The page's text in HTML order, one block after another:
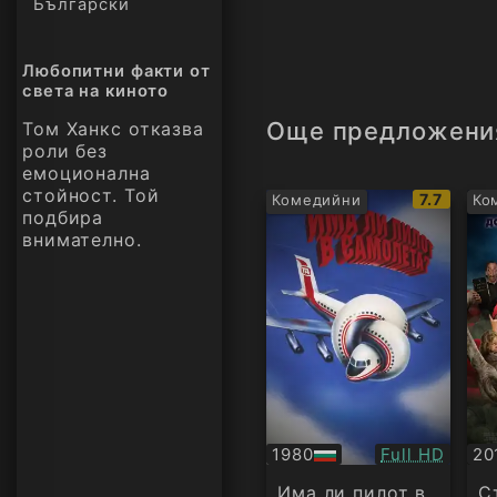
Български
Любопитни факти от
света на киното
Том Ханкс отказва
роли без
емоционална
стойност. Той
подбира
внимателно.
Още
Комедийни
IMDb
рейтинг:
7.7
1980
БГ
аудио
Качество:
Full HD